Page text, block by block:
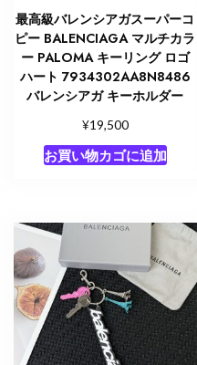
最高級バレンシアガスーパーコ
ピー BALENCIAGA マルチカラ
ー PALOMA キーリング ロゴ
ハート 7934302AA8N8486
バレンシアガ キーホルダー
¥19,500
お買い物カゴに追加